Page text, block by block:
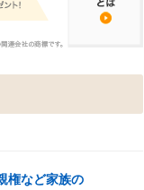
権など家族の